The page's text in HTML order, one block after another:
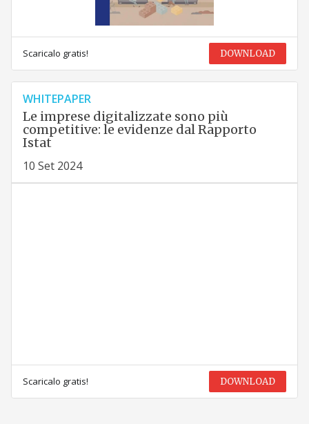
Scaricalo gratis! DOWNLOAD
WHITEPAPER
Le imprese digitalizzate sono più
competitive: le evidenze dal Rapporto
Istat
10 Set 2024
Scaricalo gratis! DOWNLOAD